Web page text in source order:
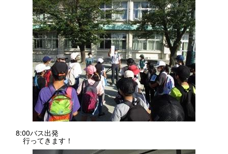
8:00バス出発
行ってきます！